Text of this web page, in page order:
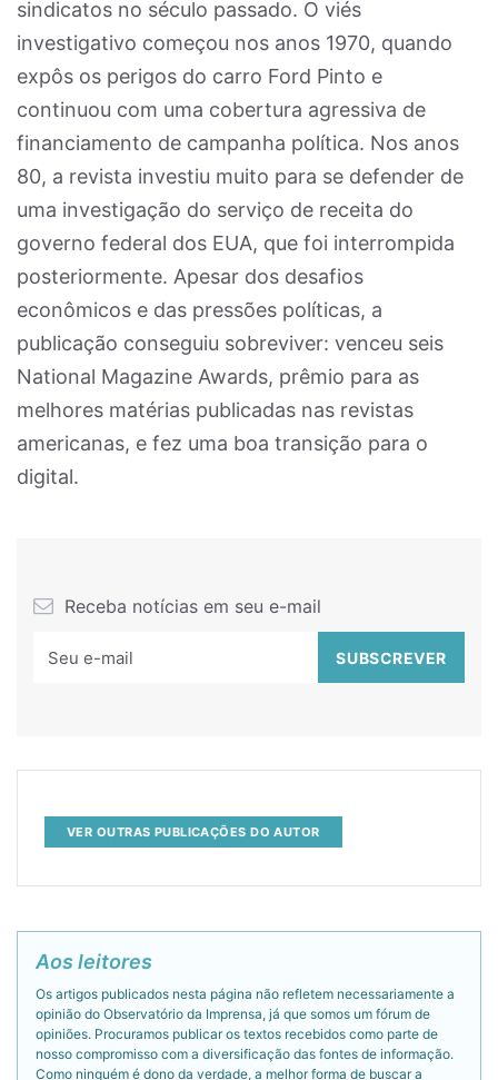
sindicatos no século passado. O viés
investigativo começou nos anos 1970, quando
expôs os perigos do carro Ford Pinto e
continuou com uma cobertura agressiva de
financiamento de campanha política. Nos anos
80, a revista investiu muito para se defender de
uma investigação do serviço de receita do
governo federal dos EUA, que foi interrompida
posteriormente. Apesar dos desafios
econômicos e das pressões políticas, a
publicação conseguiu sobreviver: venceu seis
National Magazine Awards, prêmio para as
melhores matérias publicadas nas revistas
americanas, e fez uma boa transição para o
digital.
Receba notícias em seu e-mail
VER OUTRAS PUBLICAÇÕES DO AUTOR
Aos leitores
Os artigos publicados nesta página não refletem necessariamente a
opinião do Observatório da Imprensa, já que somos um fórum de
opiniões. Procuramos publicar os textos recebidos como parte de
nosso compromisso com a diversificação das fontes de informação.
Como ninguém é dono da verdade, a melhor forma de buscar a